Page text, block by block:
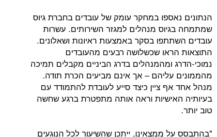
במחקר עומק של עובדים בחברת גיוס
מנהלים למגזר השירותים. עשרות
בסקר באמצעות ראיונות ושאלונים.
שכשלושה רבעים מהעובדים
ומהמנהלים בדרג הביניים מקבלים תמיכה
עליהם – אך אינם מביעים הכרת תודה.
ציין כיצד סייע לעובדת להתמודד עם
וראה אותה מתפטרת ברגע שחשה
ממצאינו, ייתכן שהשיעור לכל הנוגעים